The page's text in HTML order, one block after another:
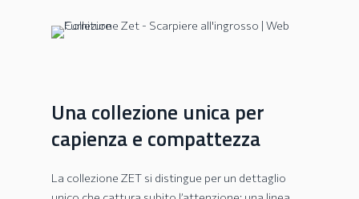
Una collezione unica per
capienza e compattezza
La collezione ZET si distingue per un dettaglio